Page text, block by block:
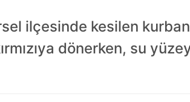
ilçesinde kesilen
dönerken, su